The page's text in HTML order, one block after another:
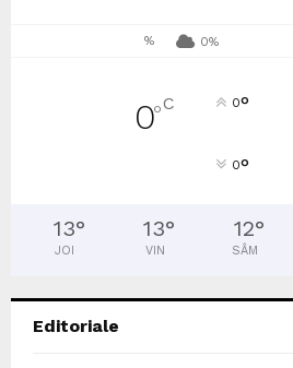
% 0%
0°C 0°
0°
13°
JOI
13°
VIN
12°
SÂM
Editoriale